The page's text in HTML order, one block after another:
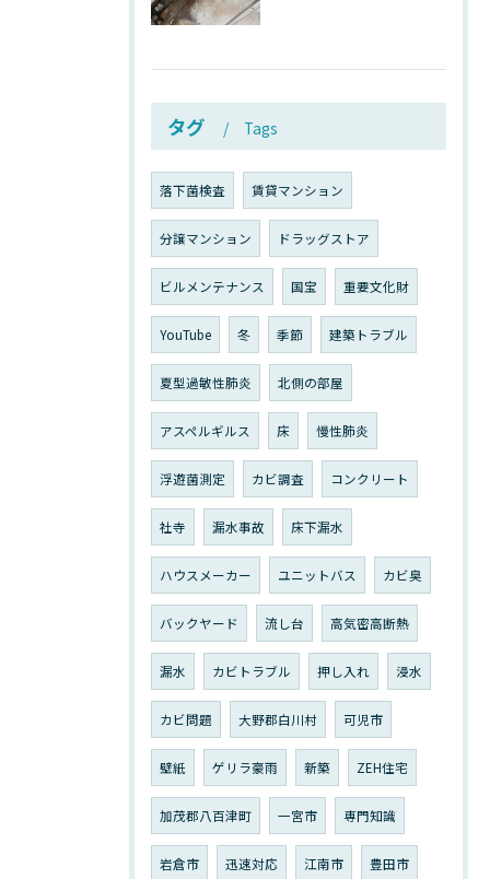
タグ Tags
落下菌検査 賃貸マンション
分譲マンション ドラッグストア
ビルメンテナンス 国宝 重要文化財
YouTube 冬 季節 建築トラブル
夏型過敏性肺炎 北側の部屋
アスペルギルス 床 慢性肺炎
浮遊菌測定 カビ調査 コンクリート
社寺 漏水事故 床下漏水
ハウスメーカー ユニットバス カビ臭
バックヤード 流し台 高気密高断熱
漏水 カビトラブル 押し入れ 浸水
カビ問題 大野郡白川村 可児市
壁紙 ゲリラ豪雨 新築 ZEH住宅
加茂郡八百津町 一宮市 専門知識
岩倉市 迅速対応 江南市 豊田市